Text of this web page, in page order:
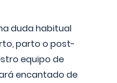
duda habitual
parto o post-
equipo de
encantado de